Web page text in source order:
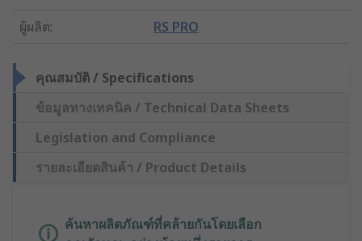
ผู้ผลิต: RS PRO
คุณสมบัติ / Specifications
ข้อมูลทางเทคนิค / Technical Data Sheets
Legislation and Compliance
รายละเอียดสินค้า / Product Details
ค้นหาผลิตภัณฑ์ที่คล้ายกันโดยเลือก